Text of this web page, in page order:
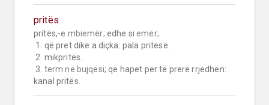
pritës
prítës,-e mbiemër; edhe si emër;
3. term në bujqësi; që hapet për të prerë rrjedhën:
kanal pritës.